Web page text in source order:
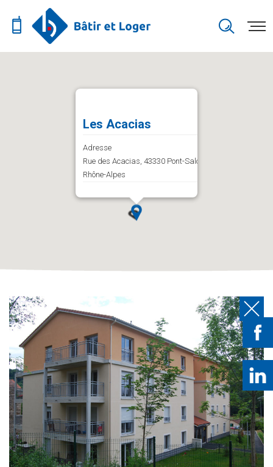
Les Acacias
Adresse
Rue des Acacias, 43330 Pont-Salomon, Auvergne-
Rhône-Alpes